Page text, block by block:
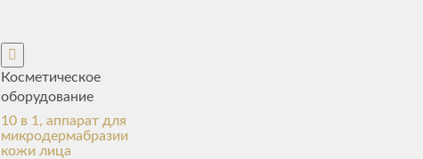
Косметическое
оборудование
10 в 1, аппарат для
микродермабразии
кожи лица